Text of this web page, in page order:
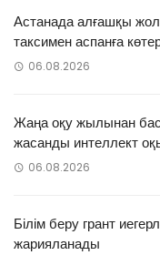
Астанада алғашқы
таксимен аспанға
06.08.2026
Жаңа оқу жылынан
жасанды интеллект
06.08.2026
Білім беру грант
жарияланады